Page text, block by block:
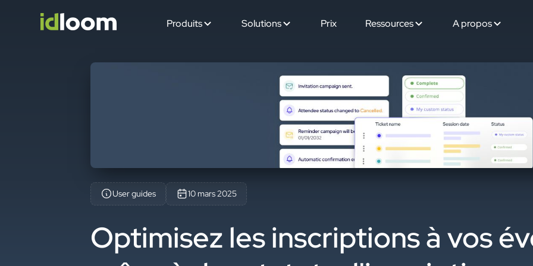
Produits Solutions Prix Ressources A propos
User guides 10 mars 2025
Optimisez les inscriptions à vos